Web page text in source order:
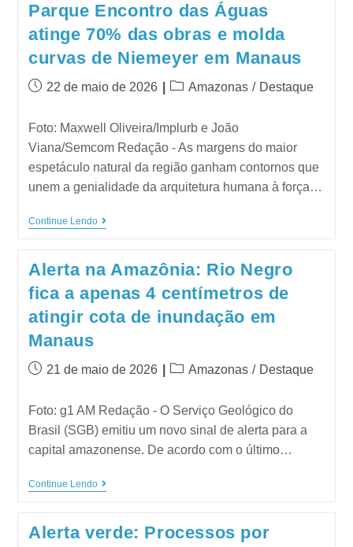
Parque Encontro das Águas
atinge 70% das obras e molda
curvas de Niemeyer em Manaus
22 de maio de 2026 Amazonas / Destaque
Foto: Maxwell Oliveira/Implurb e João
Viana/Semcom Redação - As margens do maior
espetáculo natural da região ganham contornos que
unem a genialidade da arquitetura humana à força…
Continue Lendo
Alerta na Amazônia: Rio Negro
fica a apenas 4 centímetros de
atingir cota de inundação em
Manaus
21 de maio de 2026 Amazonas / Destaque
Foto: g1 AM Redação - O Serviço Geológico do
Brasil (SGB) emitiu um novo sinal de alerta para a
capital amazonense. De acordo com o último…
Continue Lendo
Alerta verde: Processos por